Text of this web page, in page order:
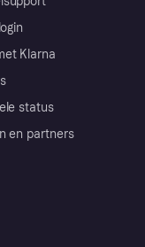
Klarna
status
en partners